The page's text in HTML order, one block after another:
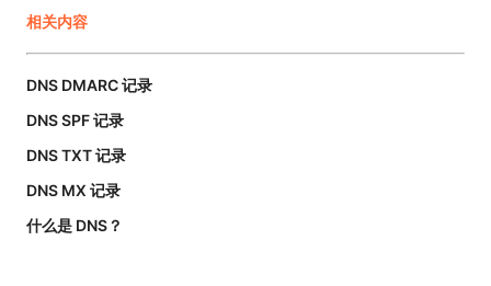
相关内容
DNS DMARC 记录
DNS SPF 记录
DNS TXT 记录
DNS MX 记录
什么是 DNS？